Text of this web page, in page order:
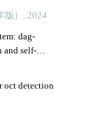
版）, 2024
dag-
and self-
oct detection